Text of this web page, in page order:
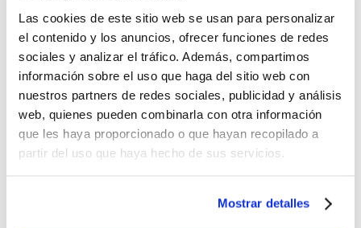
Las cookies de este sitio web se usan para personalizar
el contenido y los anuncios, ofrecer funciones de redes
sociales y analizar el tráfico. Además, compartimos
información sobre el uso que haga del sitio web con
nuestros partners de redes sociales, publicidad y análisis
web, quienes pueden combinarla con otra información
que les haya proporcionado o que hayan recopilado a
partir del uso que haya hecho de sus servicios.
Mostrar detalles
Buscar
Últimas noticias
El baloncesto de Balia cierra la temporada con
177 jóvenes
La pobreza infantil no se va de vacaciones